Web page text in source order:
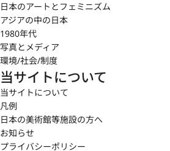
日本のアートとフェミニズム
アジアの中の日本
1980年代
写真とメディア
環境/社会/制度
当サイトについて
当サイトについて
凡例
日本の美術館等施設の方へ
お知らせ
プライバシーポリシー